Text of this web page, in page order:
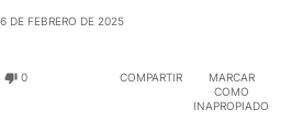
6 DE FEBRERO DE 2025
0 COMPARTIR
MARCAR
COMO
INAPROPIADO